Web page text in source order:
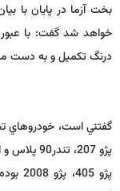
بخت آزما در پايان با
خواهد شد گفت: با عبور
درنگ تكميل و به دست
پژو